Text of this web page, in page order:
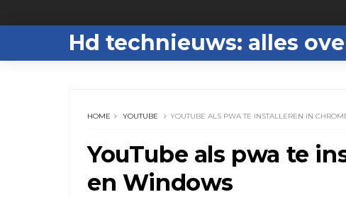
Hd technieuws: alles
HOME YOUTUBE YOUTUBE ALS PWA TE INSTALLEREN IN
YouTube als pwa te
en Windows